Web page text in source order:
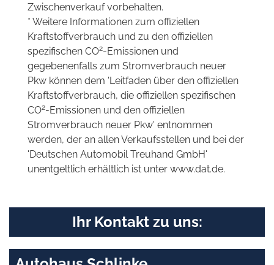
Zwischenverkauf vorbehalten.
* Weitere Informationen zum offiziellen
Kraftstoffverbrauch und zu den offiziellen
spezifischen CO2-Emissionen und
gegebenenfalls zum Stromverbrauch neuer
Pkw können dem 'Leitfaden über den offiziellen
Kraftstoffverbrauch, die offiziellen spezifischen
CO2-Emissionen und den offiziellen
Stromverbrauch neuer Pkw' entnommen
werden, der an allen Verkaufsstellen und bei der
'Deutschen Automobil Treuhand GmbH'
unentgeltlich erhältlich ist unter www.dat.de.
Ihr Kontakt zu uns: